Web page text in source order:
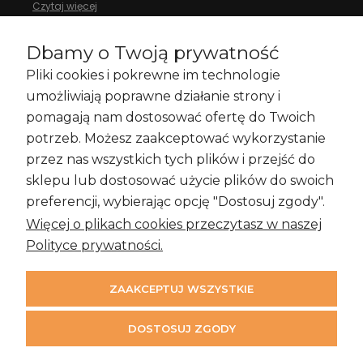
Czytaj więcej
Zakupy i Zwroty
Informacje
Moje konto
Dbamy o Twoją prywatność
Pliki cookies i pokrewne im technologie
umożliwiają poprawne działanie strony i
pomagają nam dostosować ofertę do Twoich
potrzeb. Możesz zaakceptować wykorzystanie
przez nas wszystkich tych plików i przejść do
sklepu lub dostosować użycie plików do swoich
preferencji, wybierając opcję "Dostosuj zgody".
Więcej o plikach cookies przeczytasz w naszej
Polityce prywatności.
ZAAKCEPTUJ WSZYSTKIE
DOSTOSUJ ZGODY